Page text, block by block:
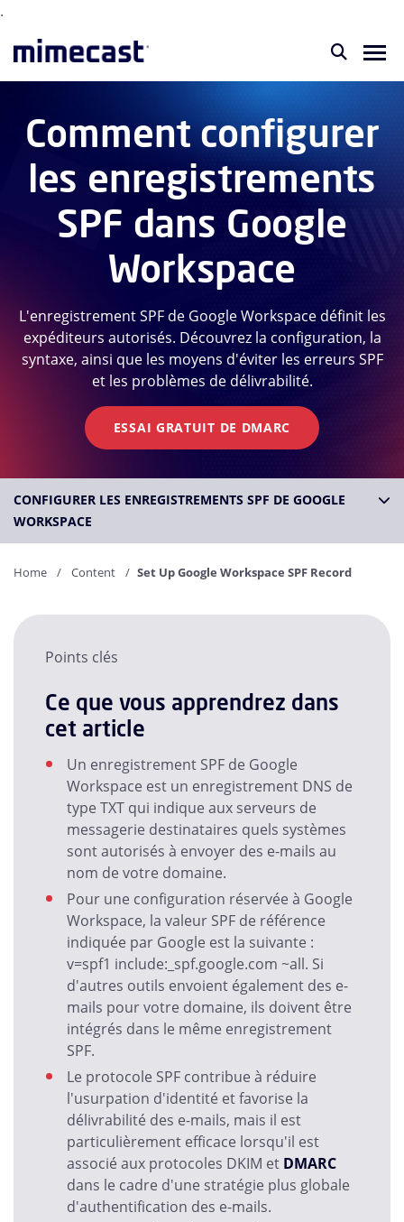
.
Comment configurer
les enregistrements
SPF dans Google
Workspace
L'enregistrement SPF de Google Workspace définit les
expéditeurs autorisés. Découvrez la configuration, la
syntaxe, ainsi que les moyens d'éviter les erreurs SPF
et les problèmes de délivrabilité.
ESSAI GRATUIT DE DMARC
CONFIGURER LES ENREGISTREMENTS SPF DE GOOGLE
WORKSPACE
Home Content Set Up Google Workspace SPF Record
Points clés
Ce que vous apprendrez dans
cet article
Un enregistrement SPF de Google
Workspace est un enregistrement DNS de
type TXT qui indique aux serveurs de
messagerie destinataires quels systèmes
sont autorisés à envoyer des e-mails au
nom de votre domaine.
Pour une configuration réservée à Google
Workspace, la valeur SPF de référence
indiquée par Google est la suivante :
v=spf1 include:_spf.google.com ~all. Si
d'autres outils envoient également des e-
mails pour votre domaine, ils doivent être
intégrés dans le même enregistrement
SPF.
Le protocole SPF contribue à réduire
l'usurpation d'identité et favorise la
délivrabilité des e-mails, mais il est
particulièrement efficace lorsqu'il est
associé aux protocoles DKIM et DMARC
dans le cadre d'une stratégie plus globale
d'authentification des e-mails.